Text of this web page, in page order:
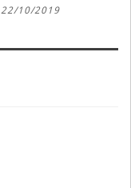
22/10/2019